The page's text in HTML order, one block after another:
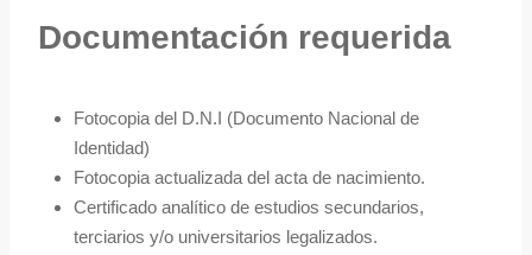
Documentación requerida
Fotocopia del D.N.I (Documento Nacional de
Identidad)
Fotocopia actualizada del acta de nacimiento.
Certificado analítico de estudios secundarios,
terciarios y/o universitarios legalizados.